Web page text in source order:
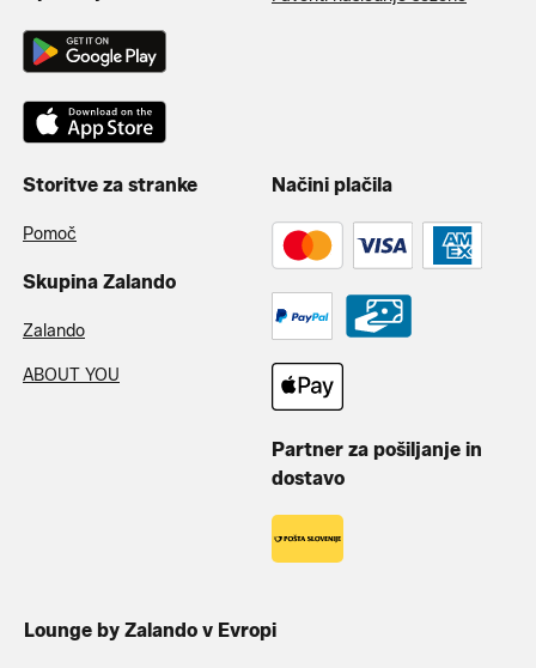
Storitve za stranke
Pomoč
Skupina Zalando
Zalando
ABOUT YOU
Načini plačila
Partner za pošiljanje in
dostavo
Lounge by Zalando v Evropi